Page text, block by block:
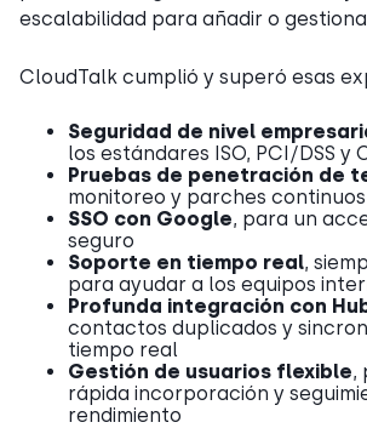
escalabilidad para añadir o
CloudTalk cumplió y superó esas
Seguridad de nivel
los estándares ISO, PCI/DSS y
Pruebas de penetración de
monitoreo y parches continuos
SSO con Google, para un
seguro
Soporte en tiempo real,
para ayudar a los equipos
Profunda integración con
contactos duplicados y
tiempo real
Gestión de usuarios flexible,
rápida incorporación y
rendimiento